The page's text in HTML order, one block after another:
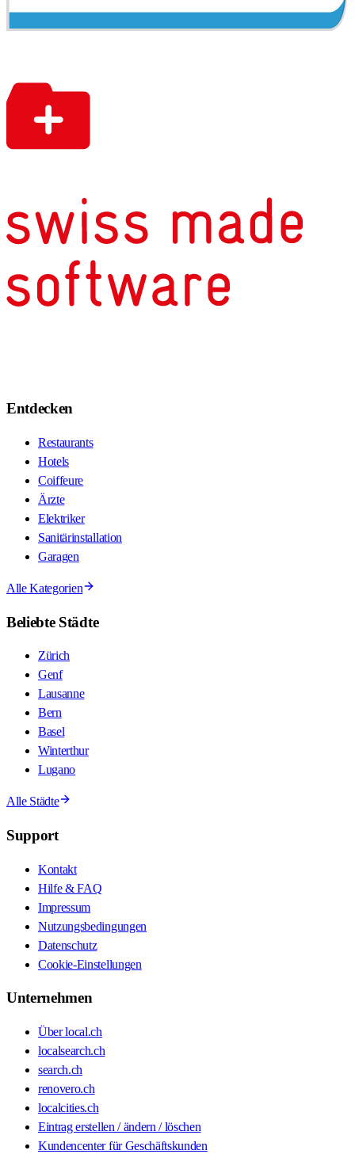
Entdecken
Restaurants
Hotels
Coiffeure
Ärzte
Elektriker
Sanitärinstallation
Garagen
Alle Kategorien
Beliebte Städte
Zürich
Genf
Lausanne
Bern
Basel
Winterthur
Lugano
Alle Städte
Support
Kontakt
Hilfe & FAQ
Impressum
Nutzungsbedingungen
Datenschutz
Cookie-Einstellungen
Unternehmen
Über local.ch
localsearch.ch
search.ch
renovero.ch
localcities.ch
Eintrag erstellen / ändern / löschen
Kundencenter für Geschäftskunden